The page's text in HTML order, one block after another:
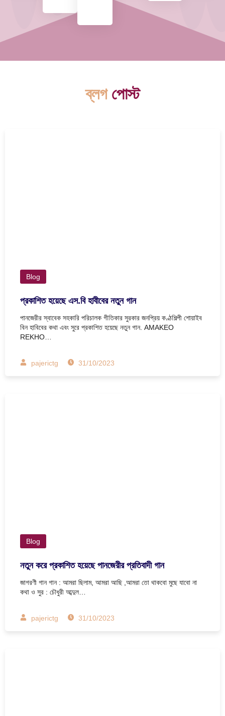
ব্লগ পোস্ট
Blog
প্রকাশিত হয়েছে এস.বি হাবীবের নতুন গান
পানজেরীর স্বাবেক সহকারি পরিচালক গীতিকার সুরকার জনপ্রিয় কণ্ঠশিল্পী শোয়াইব
বিন হাবিবের কথা এবং সুরে প্রকাশিত হয়েছে নতুন গান. AMAKEO
REKHO…
pajerictg 31/10/2023
Blog
নতুন করে প্রকাশিত হয়েছে পানজেরীর প্রতিবাদী গান
জাগরণী গান গান : আমরা ছিলাম, আমরা আছি ,আমরা তো থাকবো মুছে যাবো না
কথা ও সুর : চৌধুরী আব্দুল…
pajerictg 31/10/2023